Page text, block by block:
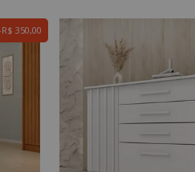
R$ 350,00